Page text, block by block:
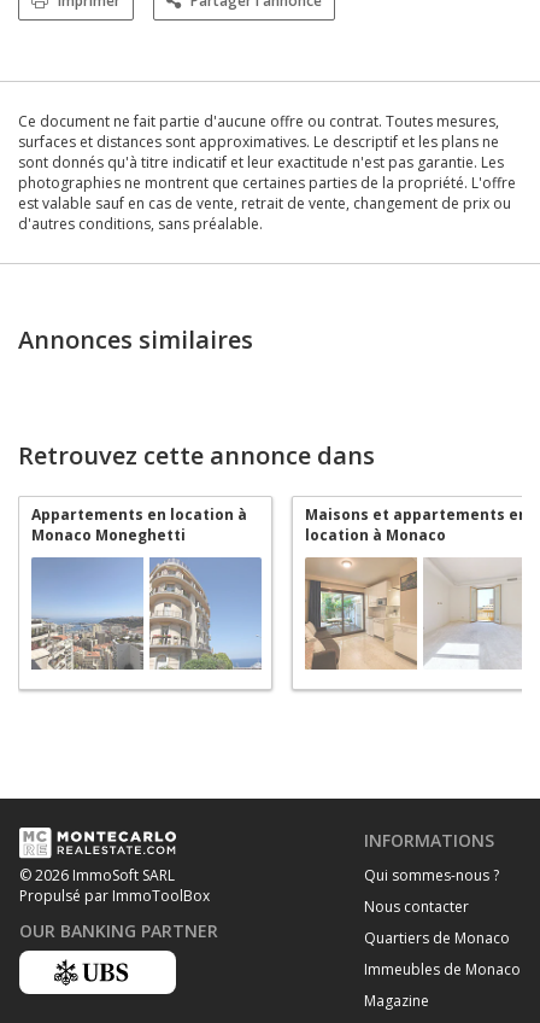
Ce document ne fait partie d'aucune offre ou contrat. Toutes mesures,
surfaces et distances sont approximatives. Le descriptif et les plans ne
sont donnés qu'à titre indicatif et leur exactitude n'est pas garantie. Les
photographies ne montrent que certaines parties de la propriété. L'offre
est valable sauf en cas de vente, retrait de vente, changement de prix ou
d'autres conditions, sans préalable.
Annonces similaires
Retrouvez cette annonce dans
Appartements en location à
Monaco Moneghetti
Maisons et appartements en
location à Monaco
Moneghetti
© 2026 ImmoSoft SARL
Propulsé par ImmoToolBox
OUR BANKING PARTNER
INFORMATIONS
Qui sommes-nous ?
Nous contacter
Quartiers de Monaco
Immeubles de Monaco
Magazine